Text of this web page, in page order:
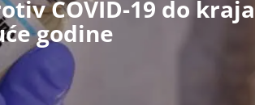
COVID-19 do kraja
godine